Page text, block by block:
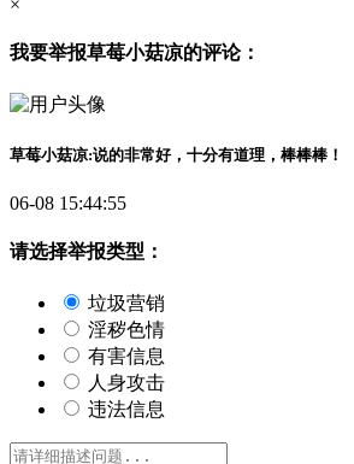
×
我要举报草莓小菇凉的评论：
草莓小菇凉:说的非常好，十分有道理，棒棒棒！
06-08 15:44:55
请选择举报类型：
垃圾营销
淫秽色情
有害信息
人身攻击
违法信息